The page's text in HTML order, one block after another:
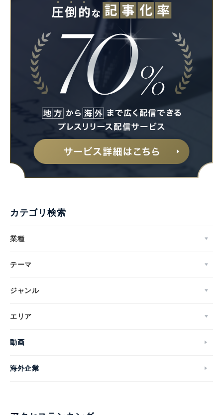
カテゴリ検索
業種
テーマ
ジャンル
エリア
動画
海外企業